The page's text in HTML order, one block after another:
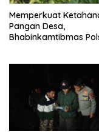
Memperkuat
Pangan Desa,
Bhabinkamtibmas